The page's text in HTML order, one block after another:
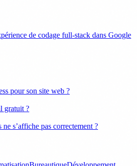
de codage full-stack dans Google
pour son site web ?
gratuit ?
s’affiche pas correctement ?